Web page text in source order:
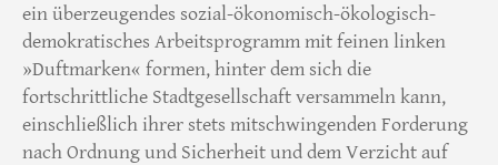
ein überzeugendes sozial-ökonomisch-ökologisch-
demokratisches Arbeitsprogramm mit feinen linken
»Duftmarken« formen, hinter dem sich die
fortschrittliche Stadtgesellschaft versammeln kann,
einschließlich ihrer stets mitschwingenden Forderung
nach Ordnung und Sicherheit und dem Verzicht auf